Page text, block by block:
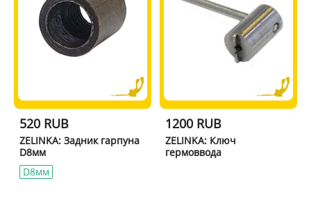
520 RUB
ZELINKA: Задник гарпуна
D8мм
D8мм
1200 RUB
ZELINKA: Ключ
гермоввода